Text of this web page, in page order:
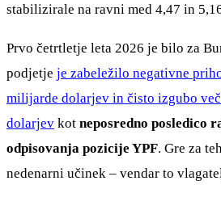
stabilizirale na ravni med 4,47 in
Prvo četrtletje leta 2026 je bilo za
podjetje je zabeležilo negativne
milijarde dolarjev in čisto izgubo
dolarjev kot neposredno posledico
odpisovanja pozicije YPF. Gre za
nedenarni učinek – vendar to